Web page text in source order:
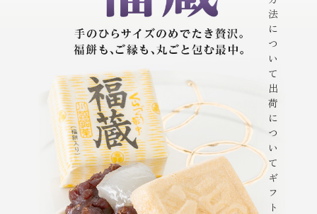
法
に
つ
い
て
出
荷
に
つ
い
て
ギ
フ
ト